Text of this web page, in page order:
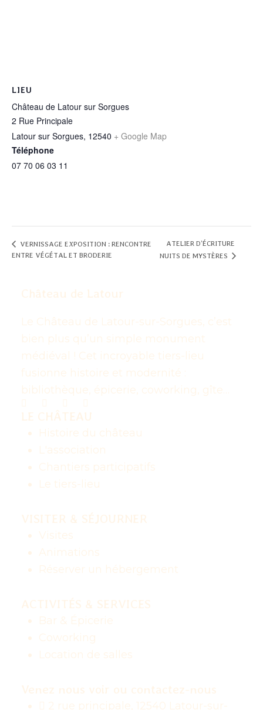
LIEU
Château de Latour sur Sorgues
2 Rue Principale
Latour sur Sorgues, 12540 + Google Map
Téléphone
07 70 06 03 11
VERNISSAGE EXPOSITION : RENCONTRE
ENTRE VÉGÉTAL ET BRODERIE
ATELIER D’ÉCRITURE
NUITS DE MYSTÈRES
Château de Latour
Le Château de Latour-sur-Sorgues, c’est
bien plus qu’un simple monument
médiéval ! Cet incroyable tiers-lieu
fusionne histoire et modernité :
bibliothèque, épicerie, coworking, gîte…
LE CHÂTEAU
Histoire du château
L'association
Chantiers participatifs
Le tiers-lieu
VISITER & SÉJOURNER
Visites
Animations
Réserver un hébergement
ACTIVITÉS & SERVICES
Bar & Épicerie
Coworking
Location de salles
Venez nous voir ou contactez-nous
2 rue principale, 12540 Latour-sur-